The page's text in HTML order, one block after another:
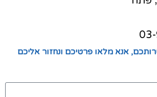
אנא מלאו פרטיכם ונחזור אליכם